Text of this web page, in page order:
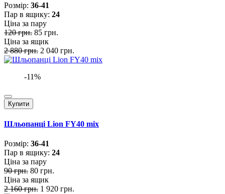
Розмiр: 36-41
Пар в ящику: 24
Ціна за пару
120 грн. 85 грн.
Ціна за ящик
2 880 грн. 2 040 грн.
-11%
Купити
Шльопанці Lion FY40 mix
Розмiр: 36-41
Пар в ящику: 24
Ціна за пару
90 грн. 80 грн.
Ціна за ящик
2 160 грн. 1 920 грн.